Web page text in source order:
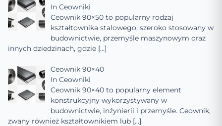
In Ceowniki
Ceownik 90×50 to popularny rodzaj
kształtownika stalowego, szeroko stosowany w
budownictwie, przemyśle maszynowym oraz
innych dziedzinach, gdzie […]
Ceownik 90×40
In Ceowniki
Ceownik 90×40 to popularny element
konstrukcyjny wykorzystywany w
budownictwie, inżynierii i przemyśle. Ceownik,
zwany również kształtownikiem lub […]